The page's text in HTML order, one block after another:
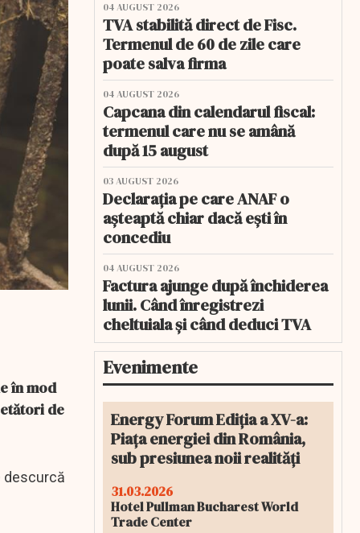
în mod
de
descurcă
04 AUGUST 2026
TVA stabilită direct de Fisc.
Termenul de 60 de zile care
poate salva firma
04 AUGUST 2026
Capcana din calendarul fiscal:
termenul care nu se amână
după 15 august
03 AUGUST 2026
Declarația pe care ANAF o
așteaptă chiar dacă ești în
concediu
04 AUGUST 2026
Factura ajunge după închiderea
lunii. Când înregistrezi
cheltuiala și când deduci TVA
Evenimente
Energy Forum Ediția a XV-a:
Piața energiei din România,
sub presiunea noii realități
31.03.2026
Hotel Pullman Bucharest World
Trade Center